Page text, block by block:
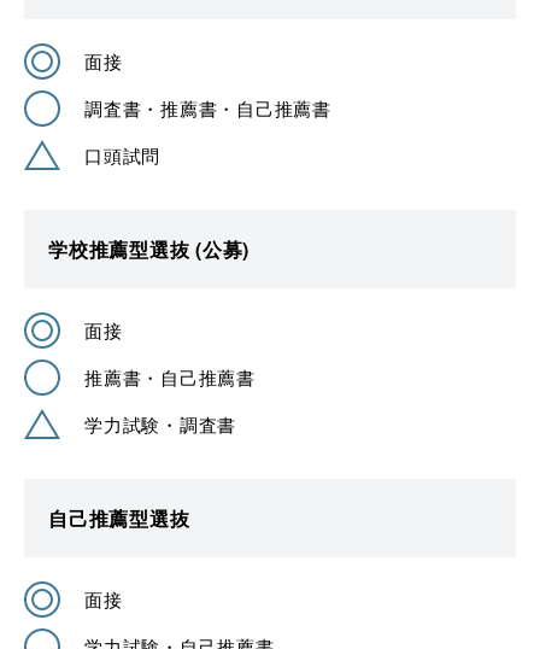
面接
調査書・推薦書・自己推薦書
口頭試問
学校推薦型選抜 (公募)
面接
推薦書・自己推薦書
学力試験・調査書
自己推薦型選抜
面接